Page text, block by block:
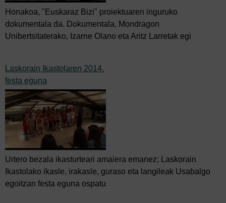
Honakoa, "Euskaraz Bizi" proiektuaren inguruko
dokumentala da. Dokumentala, Mondragon
Unibertsitaterako, Izarne Olano eta Aritz Larretak egi
Laskorain Ikastolaren 2014.
festa eguna
Urtero bezala ikasturteari amaiera emanez; Laskorain
Ikastolako ikasle, irakasle, guraso eta langileak Usabalgo
egoitzan festa eguna ospatu